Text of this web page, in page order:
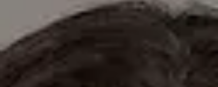
6 · Especialistas en Spain
Especialistas registrados en los colegios médicos nacionales.
Dr. Fidel Ernesto Mesa Prado — Cardiologist, Global Health